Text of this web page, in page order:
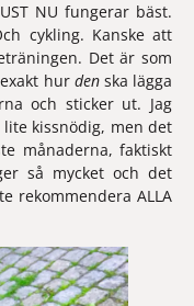
NU fungerar bäst.
cykling. Kanske att
Det är som
hur den ska lägga
och sticker ut. Jag
kissnödig, men det
månaderna, faktiskt
så mycket och det
rekommendera ALLA